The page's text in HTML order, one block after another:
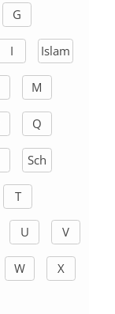
G
I Islam
M
Q
Sch
T
U V
W X